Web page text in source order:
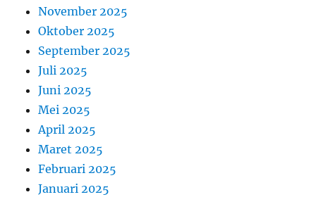
November 2025
Oktober 2025
September 2025
Juli 2025
Juni 2025
Mei 2025
April 2025
Maret 2025
Februari 2025
Januari 2025